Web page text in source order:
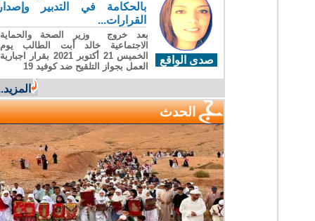
صدى الواقع
بالحكامة في التدبير وإصدار
القرارات...
بعد خروج وزير الصحة والحماية
الاجتماعية خالد أبت الطالب يوم
الخميس 21 أكتوبر 2021 بقرار اجبارية
العمل بجواز التلقيح ضد كوفيد 19
المزيد...
الحدث